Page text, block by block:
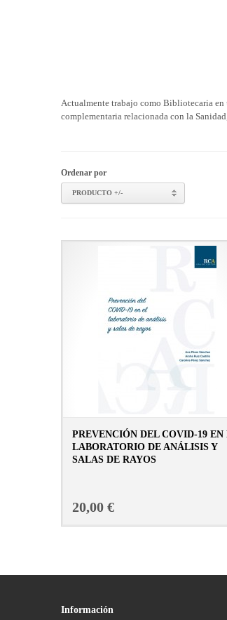
Actualmente trabajo como Bibliotecaria
complementaria relacionada con la
Ordenar por
PRODUCTO +/-
PREVENCIÓN DEL COVID-19 EN
LABORATORIO DE ANÁLISIS Y
SALAS DE RAYOS
20,00 €
Información